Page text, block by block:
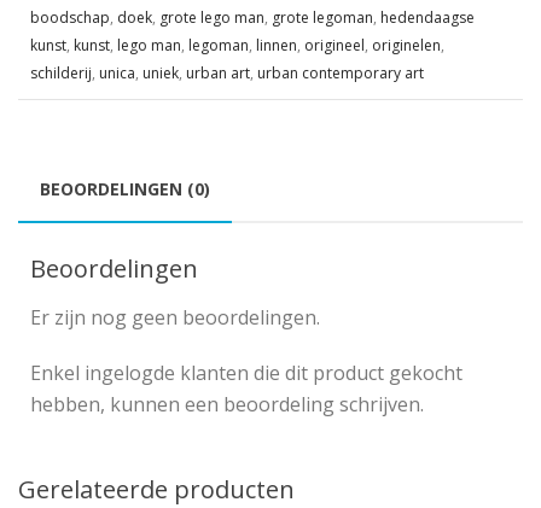
boodschap, doek, grote lego man, grote legoman, hedendaagse
kunst, kunst, lego man, legoman, linnen, origineel, originelen,
schilderij, unica, uniek, urban art, urban contemporary art
BEOORDELINGEN (0)
Beoordelingen
Er zijn nog geen beoordelingen.
Enkel ingelogde klanten die dit product gekocht
hebben, kunnen een beoordeling schrijven.
Gerelateerde producten